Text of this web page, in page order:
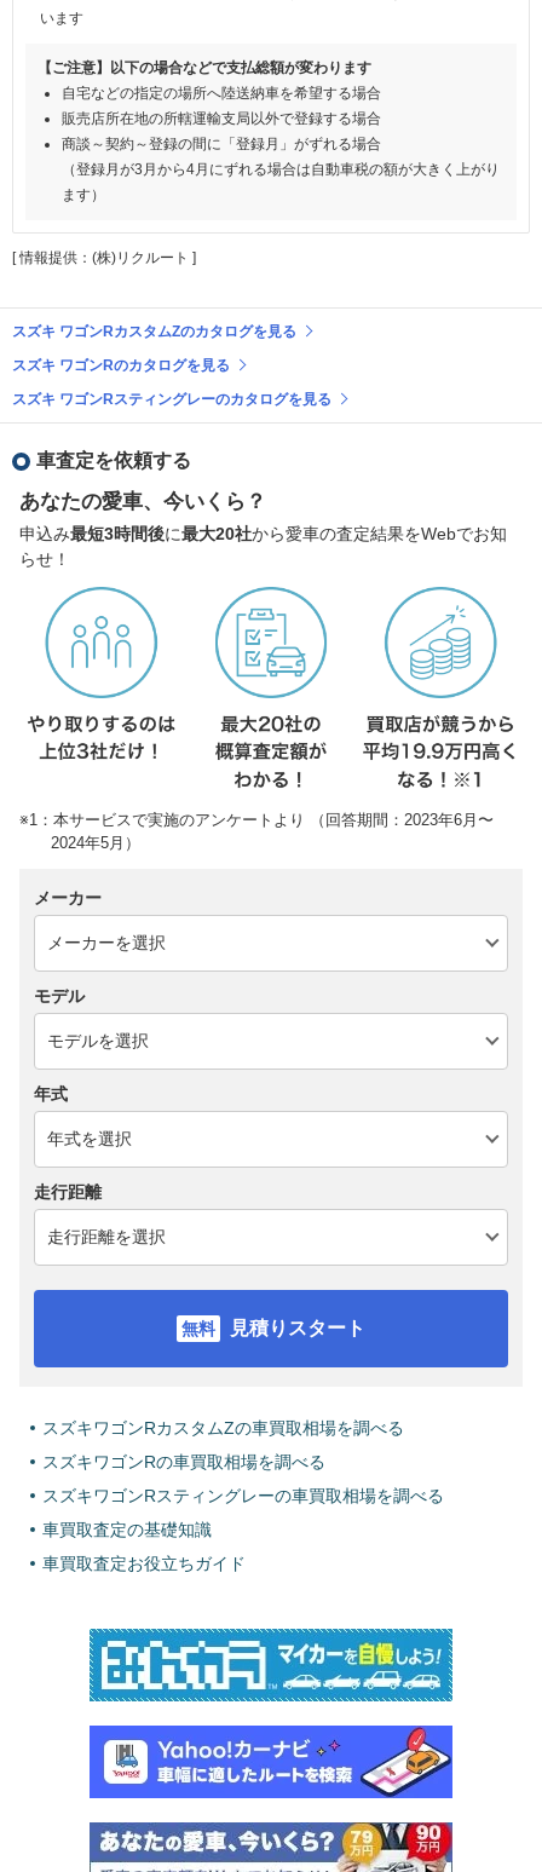
います
【ご注意】以下の場合などで支払総額が変わります
自宅などの指定の場所へ陸送納車を希望する場合
販売店所在地の所轄運輸支局以外で登録する場合
商談～契約～登録の間に「登録月」がずれる場合
（登録月が3月から4月にずれる場合は自動車税の額が大きく上がり
ます）
[ 情報提供：(株)リクルート ]
スズキ ワゴンRカスタムZのカタログを見る
スズキ ワゴンRのカタログを見る
スズキ ワゴンRスティングレーのカタログを見る
車査定を依頼する
あなたの愛車、今いくら？
申込み最短3時間後に最大20社から愛車の査定結果をWebでお知
らせ！
※1：本サービスで実施のアンケートより （回答期間：2023年6月〜
2024年5月）
メーカー
モデル
年式
走行距離
見積りスタート
スズキワゴンRカスタムZの車買取相場を調べる
スズキワゴンRの車買取相場を調べる
スズキワゴンRスティングレーの車買取相場を調べる
車買取査定の基礎知識
車買取査定お役立ちガイド